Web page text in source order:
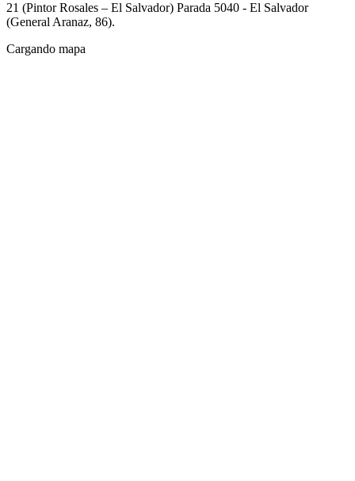
21 (Pintor Rosales – El Salvador) Parada 5040 - El Salvador
(General Aranaz, 86).
Cargando mapa